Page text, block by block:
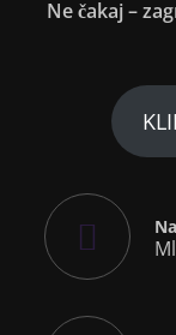
Ne čakaj –